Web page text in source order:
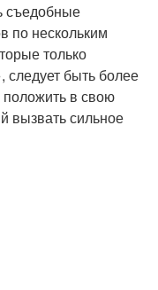
съедобные
по нескольким
только
следует быть более
в свою
вызвать сильное